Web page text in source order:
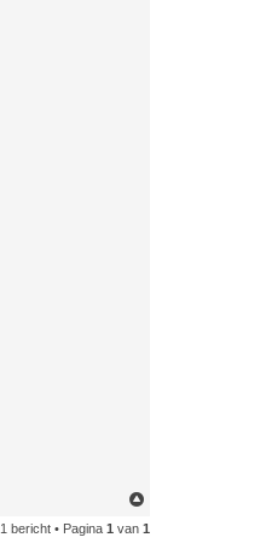
h
1 bericht • Pagina 1 van 1